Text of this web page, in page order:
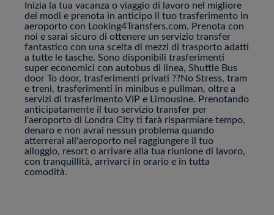
Inizia la tua vacanza o viaggio di lavoro nel migliore
dei modi e prenota in anticipo il tuo trasferimento in
aeroporto con Looking4Transfers.com. Prenota con
noi e sarai sicuro di ottenere un servizio transfer
fantastico con una scelta di mezzi di trasporto adatti
a tutte le tasche. Sono disponibili trasferimenti
super economici con autobus di linea, Shuttle Bus
door To door, trasferimenti privati ??No Stress, tram
e treni, trasferimenti in minibus e pullman, oltre a
servizi di trasferimento VIP e Limousine. Prenotando
anticipatamente il tuo servizio transfer per
l'aeroporto di Londra City ti farà risparmiare tempo,
denaro e non avrai nessun problema quando
atterrerai all'aeroporto nel raggiungere il tuo
alloggio, resort o arrivare alla tua riunione di lavoro,
con tranquillità, arrivarci in orario e in tutta
comodità.